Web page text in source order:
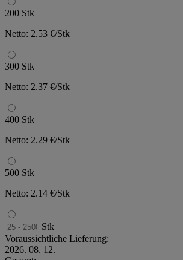
200 Stk
Netto: 2.53 €/Stk
300 Stk
Netto: 2.37 €/Stk
400 Stk
Netto: 2.29 €/Stk
500 Stk
Netto: 2.14 €/Stk
Stk
Voraussichtliche Lieferung:
2026. 08. 12.